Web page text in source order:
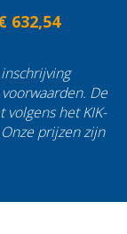
632,54
De
het KIK-
prijzen zijn